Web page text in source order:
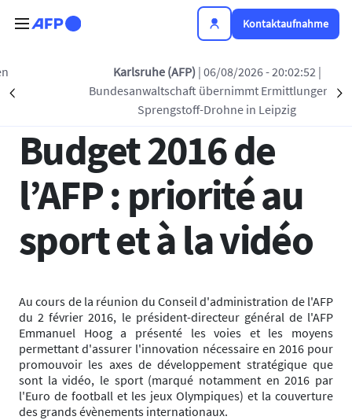
Kontaktaufnahme
Karlsruhe (AFP) | 06/08/2026 - 20:02:52 |
Bundesanwaltschaft übernimmt Ermittlungen zu
Sprengstoff-Drohne in Leipzig
Zurück zur Liste
20 FEBR. 2016 - 14:47
Budget 2016 de
l’AFP : priorité au
sport et à la vidéo
Au cours de la réunion du Conseil d'administration de l'AFP
du 2 février 2016, le président-directeur général de l'AFP
Emmanuel Hoog a présenté les voies et les moyens
permettant d'assurer l'innovation nécessaire en 2016 pour
promouvoir les axes de développement stratégique que
sont la vidéo, le sport (marqué notamment en 2016 par
l'Euro de football et les jeux Olympiques) et la couverture
des grands évènements internationaux.